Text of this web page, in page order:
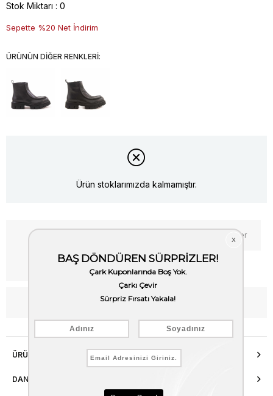
Stok Miktarı : 0
Sepette %20 Net İndirim
ÜRÜNÜN DİĞER RENKLERİ:
Ürün stoklarımızda kalmamıştır.
Fiyat Düşünce Haber Ver
Kargo Bedava
WhatsApp’tan Bilgi Al
ÜRÜN ÖZELLIKLERI
DANIŞMA HATTI